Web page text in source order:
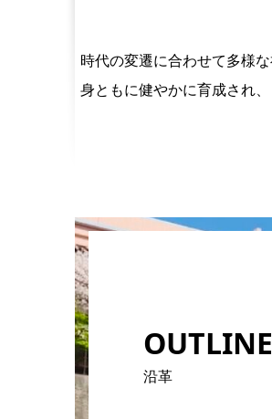
時代の変遷に合わせて多様
身ともに健やかに育成され
OUTLINE
沿革